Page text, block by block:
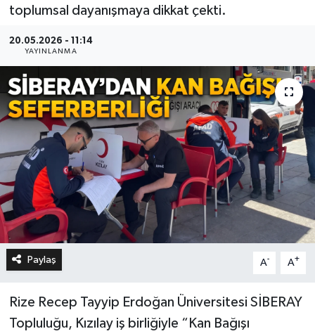
toplumsal dayanışmaya dikkat çekti.
20.05.2026 - 11:14
YAYINLANMA
Paylaş A- A+
Rize Recep Tayyip Erdoğan Üniversitesi SİBERAY
Topluluğu, Kızılay iş birliğiyle “Kan Bağışı
Son Dakika Haberleri
Haber Arşivi